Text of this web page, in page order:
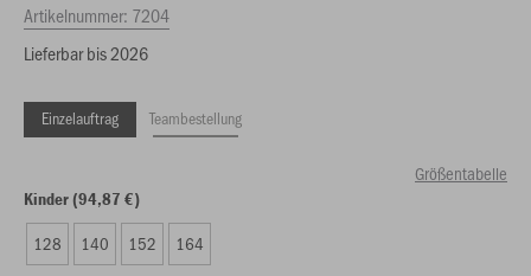
Artikelnummer: 7204
Lieferbar bis 2026
Einzelauftrag Teambestellung
Größentabelle
Kinder (94,87 €)
128 140 152 164